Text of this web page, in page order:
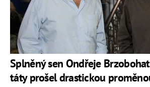
Splněný sen Ondřeje
táty prošel drastickou